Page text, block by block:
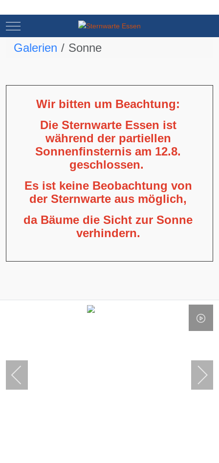
Mobile Menu Toggle
Galerien Sonne
Wir bitten um Beachtung:
Die Sternwarte Essen ist
während der partiellen
Sonnenfinsternis am 12.8.
geschlossen.
Es ist keine Beobachtung von
der Sternwarte aus möglich,
da Bäume die Sicht zur Sonne
verhindern.